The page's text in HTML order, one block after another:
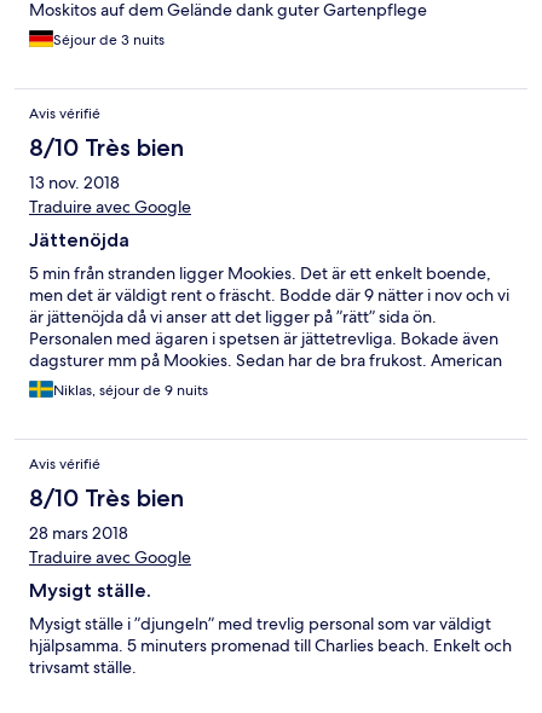
Moskitos auf dem Gelände dank guter Gartenpflege
Séjour de 3 nuits
Avis vérifié
8/10 Très bien
13 nov. 2018
Traduire avec Google
Jättenöjda
5 min från stranden ligger Mookies. Det är ett enkelt boende,
men det är väldigt rent o fräscht. Bodde där 9 nätter i nov och vi
är jättenöjda då vi anser att det ligger på ”rätt” sida ön.
Personalen med ägaren i spetsen är jättetrevliga. Bokade även
dagsturer mm på Mookies. Sedan har de bra frukost. American
frukost tex 2 rostade bröd, sylt, omelett, juice o kaffe för 150
bath. Vi åt även middag där ibland o deras barbequekvällar med
jättegod o speciellt deras vårrullar.
Niklas, séjour de 9 nuits
Avis vérifié
8/10 Très bien
28 mars 2018
Traduire avec Google
Mysigt ställe.
Mysigt ställe i ”djungeln” med trevlig personal som var väldigt
hjälpsamma. 5 minuters promenad till Charlies beach. Enkelt och
trivsamt ställe.